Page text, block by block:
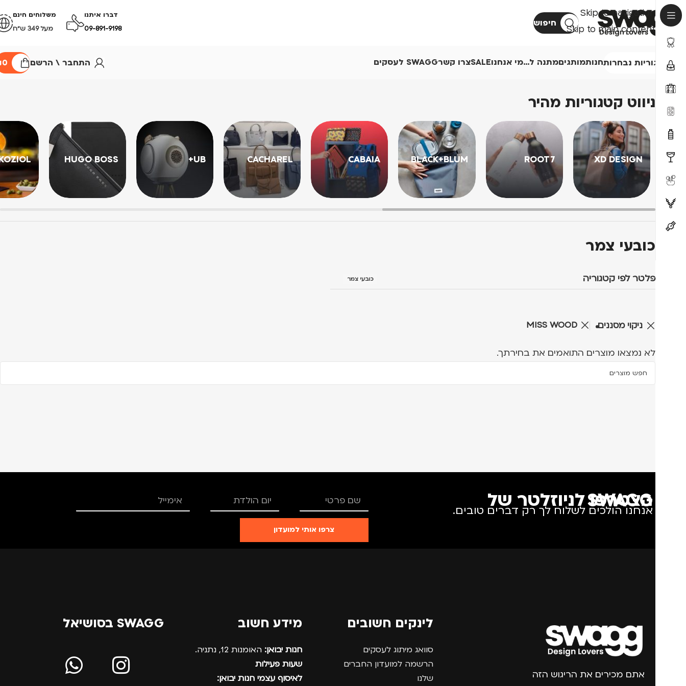
Skip to navigation
Skip to main content
חיפוש
דברו איתנו
09-891-9198
משלוחים חינם
מעל 349 ש״ח
קטגוריות נבחרותחנותמותגיםמתנה ל…מי אנחנוSALEצרו קשרSWAGG לעסקים התחבר \ הרשם 0
ניווט קטגוריות מהיר
XD DESIGN
ROOT7
BLACK+BLUM
CABAIA
CACHAREL
UB+
HUGO BOSS
כובעי צמר
פלטר לפי קטגוריה כובעי צמר
ניקוי מסננים MISS WOOD
לא נמצאו מוצרים התואמים את בחירתך.
הצטרפו לניוזלטר של SWAGG
אנחנו הולכים לשלוח לך רק דברים טובים.
צרפו אותי למועדון
אתם מכירים את הריגוש הזה
לינקים חשובים
סוואג מיתוג לעסקים
הרשמה למועדון החברים
שלנו
מידע חשוב
חנות יבואן: האומנות 12, נתניה.
שעות פעילות
לאיסוף עצמי חנות יבואן:
SWAGG בסושיאל